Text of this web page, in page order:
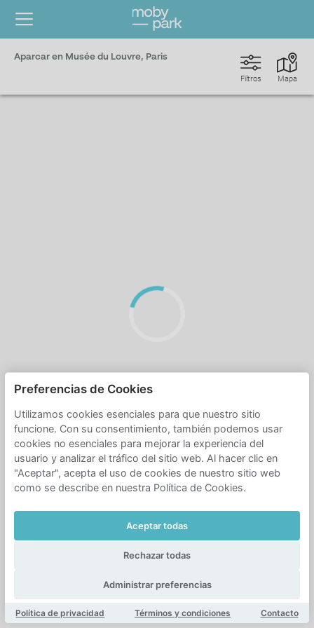
Aparcar en Musée du Louvre, Paris
Mapa
Filtros
Preferencias de Cookies
Utilizamos cookies esenciales para que nuestro sitio
funcione. Con su consentimiento, también podemos usar
cookies no esenciales para mejorar la experiencia del
usuario y analizar el tráfico del sitio web. Al hacer clic en
"Aceptar", acepta el uso de cookies de nuestro sitio web
como se describe en nuestra Política de Cookies.
Aceptar todas
Rechazar todas
Administrar preferencias
Política de privacidad Términos y condiciones Contacto